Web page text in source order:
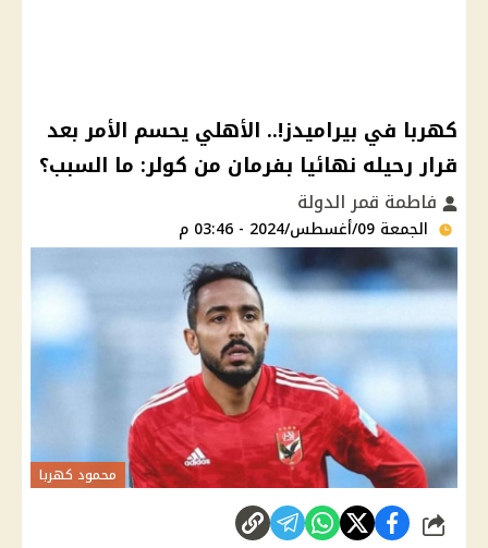
كهربا في بيراميدز!.. الأهلي يحسم الأمر بعد
قرار رحيله نهائيا بفرمان من كولر: ما السبب؟
فاطمة قمر الدولة
الجمعة 09/أغسطس/2024 - 03:46 م
محمود كهربا
شارك